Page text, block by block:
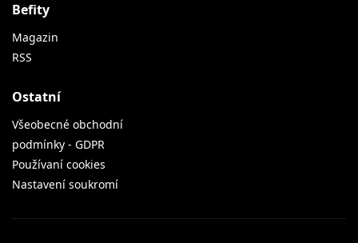
Befity
Magazin
RSS
Ostatní
Všeobecné obchodní
podmínky - GDPR
Používaní cookies
Nastavení soukromí